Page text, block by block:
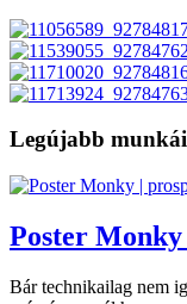
Legújabb
Poster
Bár technikailag nem